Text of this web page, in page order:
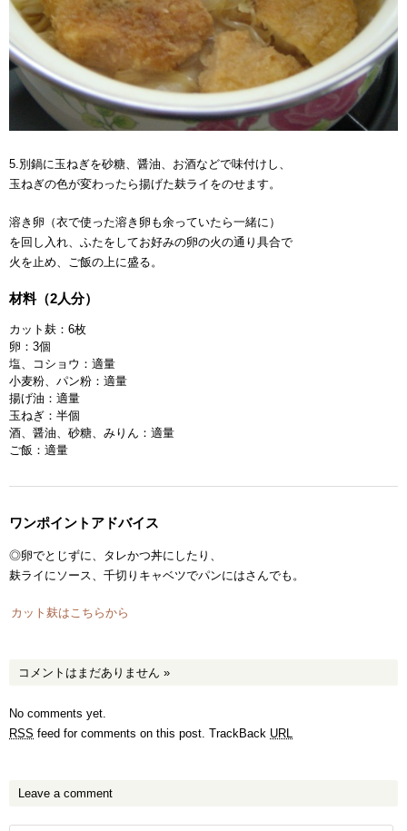
5.別鍋に玉ねぎを砂糖、醤油、お酒などで味付けし、
玉ねぎの色が変わったら揚げた麸ライをのせます。
溶き卵（衣で使った溶き卵も余っていたら一緒に）
を回し入れ、ふたをしてお好みの卵の火の通り具合で
火を止め、ご飯の上に盛る。
材料（2人分）
カット麸：6枚
卵：3個
塩、コショウ：適量
小麦粉、パン粉：適量
揚げ油：適量
玉ねぎ：半個
酒、醤油、砂糖、みりん：適量
ご飯：適量
ワンポイントアドバイス
◎卵でとじずに、タレかつ丼にしたり、
麸ライにソース、千切りキャベツでパンにはさんでも。
カット麸はこちらから
コメントはまだありません »
No comments yet.
RSS feed for comments on this post. TrackBack URL
Leave a comment